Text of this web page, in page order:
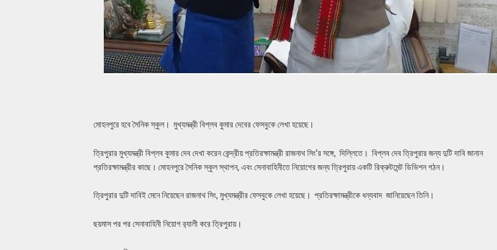
মোহনপুরে হবে সৈনিক স্কুল। মুখ্যমন্ত্রী বিপ্লব কুমার দেবের ফেসবুকে লেখা হয়েছে।
ত্রিপুরার মুখ্যমন্ত্রী বিপ্লব কুমার দেব দেখা করেন কেন্দ্রীয় প্রতিরক্ষামন্ত্রী রাজনাথ সিং’র সঙ্গে, দিল্লিতে। বিপ্লব দেব ত্রিপুরার জন্য দুটি দাবি জানান
প্রতিরক্ষামন্ত্রীর কাছে। মোহনপুরে সৈনিক স্কুল স্থাপন, এবং সেনাবাহিনীতে নিয়োগের জন্য ত্রিপুরায় একটি রিক্রুটমেন্ট ডিভিশন গঠন।
ত্রিপুরার দুটি দাবিই মেনে নিয়েছেন রাজনাথ সিং, মুখ্যমন্ত্রীর ফেসবুকে লেখা হয়েছে। প্রতিরক্ষামন্ত্রীকে ধন্যবাদ জানিয়েছেন তিনি।
ছয়মাস পর পর সেনাবাহিনী নিয়োগ র‍্যালী করে ত্রিপুরায়।